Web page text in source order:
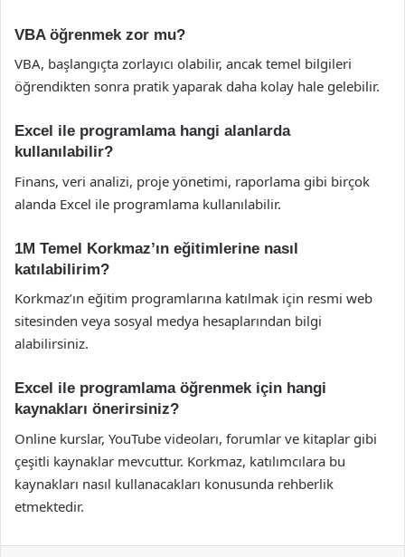
VBA öğrenmek zor mu?
VBA, başlangıçta zorlayıcı olabilir, ancak temel bilgileri
öğrendikten sonra pratik yaparak daha kolay hale gelebilir.
Excel ile programlama hangi alanlarda
kullanılabilir?
Finans, veri analizi, proje yönetimi, raporlama gibi birçok
alanda Excel ile programlama kullanılabilir.
1M Temel Korkmaz’ın eğitimlerine nasıl
katılabilirim?
Korkmaz’ın eğitim programlarına katılmak için resmi web
sitesinden veya sosyal medya hesaplarından bilgi
alabilirsiniz.
Excel ile programlama öğrenmek için hangi
kaynakları önerirsiniz?
Online kurslar, YouTube videoları, forumlar ve kitaplar gibi
çeşitli kaynaklar mevcuttur. Korkmaz, katılımcılara bu
kaynakları nasıl kullanacakları konusunda rehberlik
etmektedir.